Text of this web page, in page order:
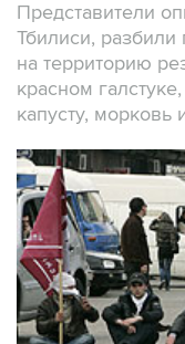
Представители
Тбилиси, разбили
на территорию
красном
капусту, морковь